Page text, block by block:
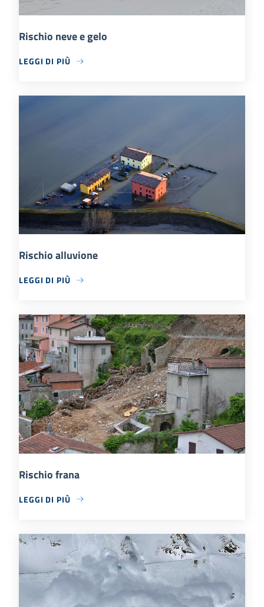
Rischio neve e gelo
LEGGI DI PIÙ
Rischio alluvione
LEGGI DI PIÙ
Rischio frana
LEGGI DI PIÙ